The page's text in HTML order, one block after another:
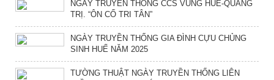
NGÀY TRUYỀN THỐNG CCS VÙNG HUẾ-QUẢNG
TRỊ. “ÔN CỐ TRI TÂN”
NGÀY TRUYỀN THỐNG GIA ĐÌNH CỰU CHỦNG
SINH HUẾ NĂM 2025
TƯỜNG THUẬT NGÀY TRUYỀN THỐNG LIÊN